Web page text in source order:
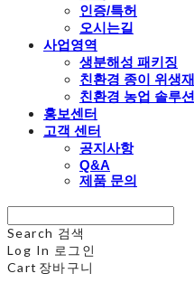
인증/특허
오시는길
사업영역
생분해성 패키징
친환경 종이 위생재
친환경 농업 솔루션
홍보센터
고객 센터
공지사항
Q&A
제품 문의
Search 검색
Log In 로그인
Cart 장바구니